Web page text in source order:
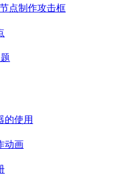
点制作攻击框
的使用
动画